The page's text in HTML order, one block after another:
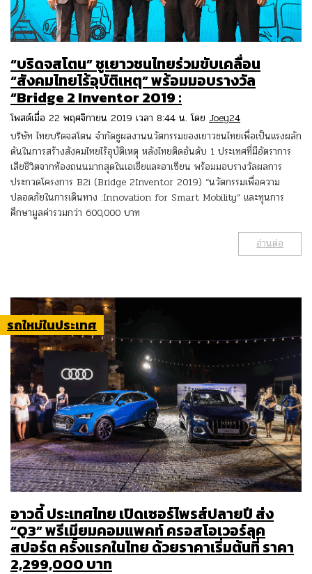
“บริดจสโตน” ชูเยาวชนไทยร่วมขับเคลื่อน
“สังคมไทยไร้อุบัติเหตุ” พร้อมมอบรางวัล
“Bridge 2 Inventor 2019 :
โพสต์เมื่อ 22 พฤศจิกายน 2019 เวลา 8:44 น. โดย Joey24
บริษัท ไทยบริดจสโตน จำกัดชูผลงานนวัตกรรมของเยาวชนไทยเพื่อเป็นแรงผลัก
ดันในการสร้างสังคมไทยไร้อุบัติเหตุ หลังไทยติดอันดับ 1 ประเทศที่มีอัตราการ
เสียชีวิตจากท้องถนนมากสุดในเอเชียและอาเซียน พร้อมมอบรางวัลผลการ
ประกวดโครงการ B2i (Bridge 2Inventor 2019) “นวัตกรรมเพื่อความ
ปลอดภัยในการเดินทาง :Innovation for Smart Mobility” และทุนการ
ศึกษามูลค่ารวมกว่า 600,000 บาท
อ่านต่อ
รถใหม่ในประเทศ
อาวดี้ ประเทศไทย เปิดเซอร์ไพรส์ปลายปี ส่ง
“Q3” พรีเมียมคอมแพคท์ ครอสโอเวอร์ลุค
สปอร์ต ครั้งแรกในไทย ด้วยราคาเริ่มต้นที่ ราคา
2,299,000 บาท